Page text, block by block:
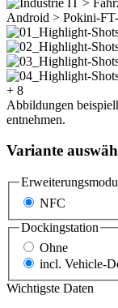
+ 8
Abbildungen
entnehmen.
Variante
NFC
Dockingstation
Ohne
incl. Vehicle-
Wichtigste Daten